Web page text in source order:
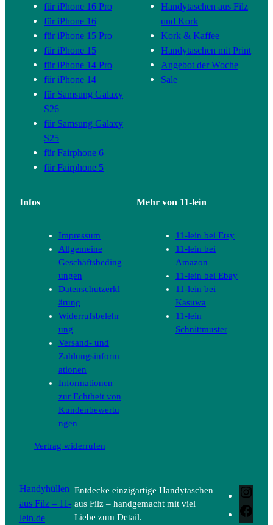
für iPhone 16 Pro
für iPhone 16
für iPhone 15 Pro
für iPhone 15
für iPhone 14 Pro
für iPhone 14
für Samsung Galaxy
S26
für Samsung Galaxy
S25
für Fairphone 6
für Fairphone 5
Handytaschen aus Filz
und Kork
Kork & Kaffee
Handytaschen mit Print
Angebot der Woche
Sale
Infos
Impressum
Allgemeine
Geschäftsbeding
ungen
Datenschutzerkl
ärung
Widerrufsbelehr
ung
Versand- und
Zahlungsinform
ationen
Informationen
zur Echtheit von
Kundenbewertu
ngen
Vertrag widerrufen
Mehr von 11-lein
11-lein bei Etsy
11-lein bei
Amazon
11-lein bei Ebay
11-lein bei
Kasuwa
11-lein
Schnittmuster
Handyhüllen
aus Filz – 11-
lein.de
Entdecke einzigartige Handytaschen
aus Filz – handgemacht mit viel
Liebe zum Detail.